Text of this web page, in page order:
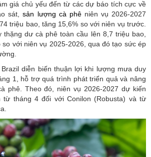
giá chủ yếu đến từ các dự báo tích cực về
sát,sản lượng cà phê niên vụ 2026-2027
triệu bao, tăng 15,6% so với niên vụ trước.
dư cà phê toàn cầu lên 8,7 triệu bao,
với niên vụ 2025-2026, qua đó tạo sức ép
diễn biến thuận lợi khi lượng mưa duy
1, hỗ trợ quá trình phát triển quả và nâng
phê. Theo đó, niên vụ 2026-2027 dự kiến
từ tháng 4 đối với Conilon (Robusta) và từ